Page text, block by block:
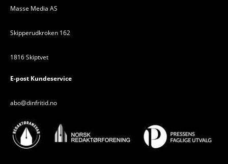
Masse Media AS
Skipperudkroken 162
1816 Skiptvet
E-post Kundeservice
abo@dinfritid.no